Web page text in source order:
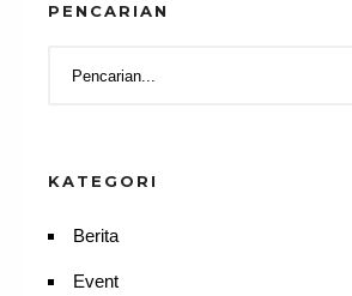
PENCARIAN
KATEGORI
Berita
Event